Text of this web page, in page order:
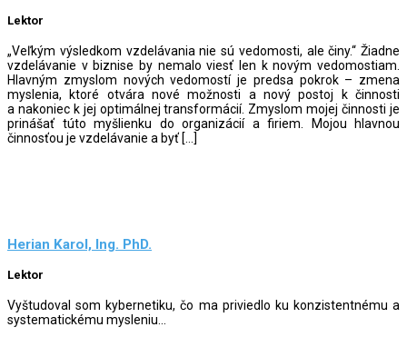
Lektor
„Veľkým výsledkom vzdelávania nie sú vedomosti, ale činy.“ Žiadne
vzdelávanie v biznise by nemalo viesť len k novým vedomostiam.
Hlavným zmyslom nových vedomostí je predsa pokrok – zmena
myslenia, ktoré otvára nové možnosti a nový postoj k činnosti
a nakoniec k jej optimálnej transformácií. Zmyslom mojej činnosti je
prinášať túto myšlienku do organizácií a firiem. Mojou hlavnou
činnosťou je vzdelávanie a byť […]
Herian Karol, Ing. PhD.
Lektor
Vyštudoval som kybernetiku, čo ma priviedlo ku konzistentnému a
systematickému mysleniu...